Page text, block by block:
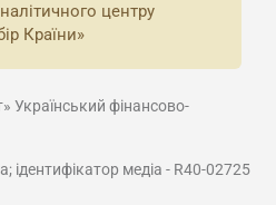
центру
Країни»
Український фінансово-
ідентифікатор медіа - R40-02725